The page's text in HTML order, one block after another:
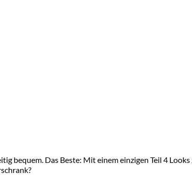
bequem. Das Beste: Mit einem einzigen Teil 4